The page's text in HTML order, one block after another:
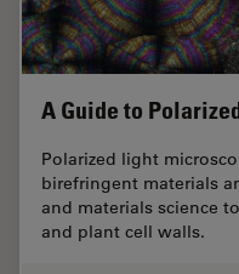
A Guide to
Polarized light
birefringent materials
and materials science
and plant cell walls.